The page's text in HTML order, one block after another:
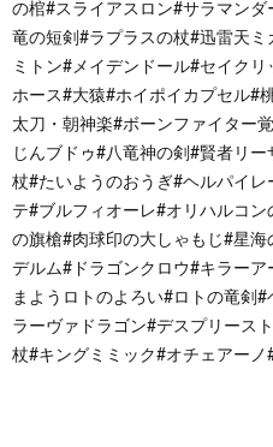
の棺#スライアスロン#サラマン
竜の短剣#ラプラスの杖#迅雷天
ミトン#メイデンドール#セイク
ホース#大猿#ホイポイカプセル#
太刀・朝神楽#ボーンファイター
じんブドゥ#八竜神の剣#賢者リ
杖#たいようのおうぎ#ヘルパイ
テ#ブルフィオーレ#オリハルコ
の旗槍#肉球印の大しゃもじ#星
デルム#ドラゴンクロウ#キラー
まようロトのよろい#ロトの竜剣
ラーヴァドラゴン#デスプリース
杖#キングミミック#オチェアーノ